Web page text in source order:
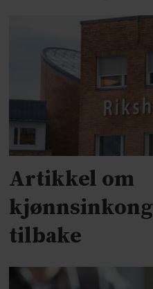
Artikkel om
tilbake